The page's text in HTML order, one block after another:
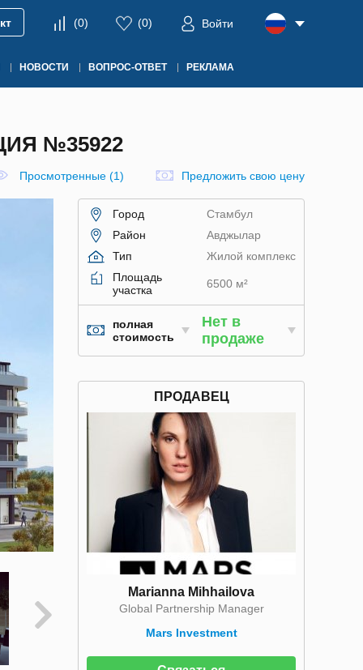
(0) (0) Войти
НОВОСТИ ВОПРОС-ОТВЕТ РЕКЛАМА
№35922
Просмотренные (1) Предложить свою цену
Город
Стамбул
Район
Авджылар
Тип
Жилой комплекс
Площадь
участка
6500 м²
полная
стоимость
Нет в
продаже
ПРОДАВЕЦ
Marianna Mihhailova
Global Partnership Manager
Mars Investment